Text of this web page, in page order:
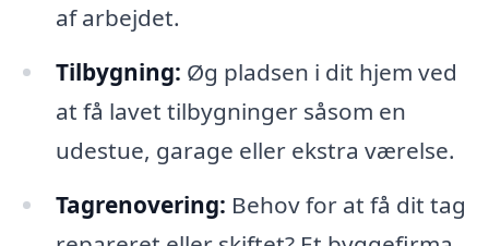
af arbejdet.
Tilbygning: Øg pladsen i dit hjem ved
at få lavet tilbygninger såsom en
udestue, garage eller ekstra værelse.
Tagrenovering: Behov for at få dit tag